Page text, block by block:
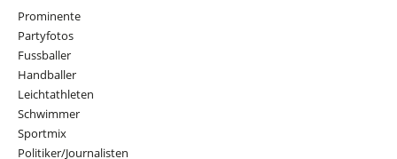
Prominente
Partyfotos
Fussballer
Handballer
Leichtathleten
Schwimmer
Sportmix
Politiker/Journalisten